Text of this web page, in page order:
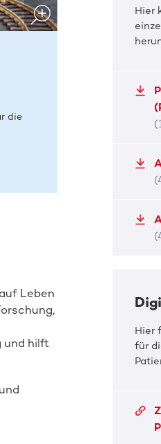
die
Wacken
105
Leben
und hilft
Hier
Hier
für